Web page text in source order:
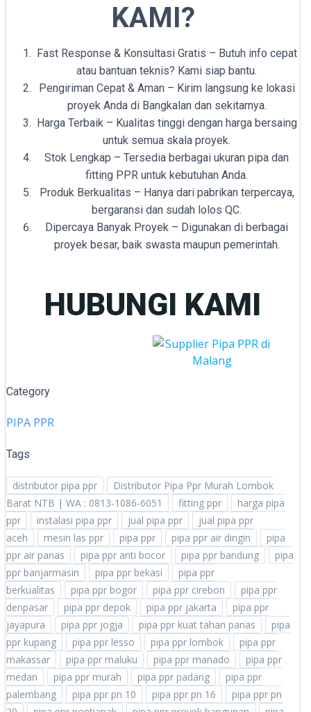
KAMI?
Fast Response & Konsultasi Gratis – Butuh info cepat
atau bantuan teknis? Kami siap bantu.
Pengiriman Cepat & Aman – Kirim langsung ke lokasi
proyek Anda di Bangkalan dan sekitarnya.
Harga Terbaik – Kualitas tinggi dengan harga bersaing
untuk semua skala proyek.
Stok Lengkap – Tersedia berbagai ukuran pipa dan
fitting PPR untuk kebutuhan Anda.
Produk Berkualitas – Hanya dari pabrikan terpercaya,
bergaransi dan sudah lolos QC.
Dipercaya Banyak Proyek – Digunakan di berbagai
proyek besar, baik swasta maupun pemerintah.
HUBUNGI KAMI
Category
PIPA PPR
Tags
distributor pipa ppr
Distributor Pipa Ppr Murah Lombok
Barat NTB | WA : 0813-1086-6051
fitting ppr
harga pipa
ppr
instalasi pipa ppr jual pipa ppr
jual pipa ppr
aceh
mesin las ppr pipa ppr pipa ppr air dingin
pipa
ppr air panas
pipa ppr anti bocor pipa ppr bandung
pipa
ppr banjarmasin
pipa ppr bekasi
pipa ppr
berkualitas
pipa ppr bogor pipa ppr cirebon
pipa ppr
denpasar
pipa ppr depok pipa ppr jakarta
pipa ppr
jayapura
pipa ppr jogja pipa ppr kuat tahan panas
pipa
ppr kupang
pipa ppr lesso pipa ppr lombok
pipa ppr
makassar
pipa ppr maluku pipa ppr manado
pipa ppr
medan
pipa ppr murah pipa ppr padang
pipa ppr
palembang
pipa ppr pn 10 pipa ppr pn 16
pipa ppr pn